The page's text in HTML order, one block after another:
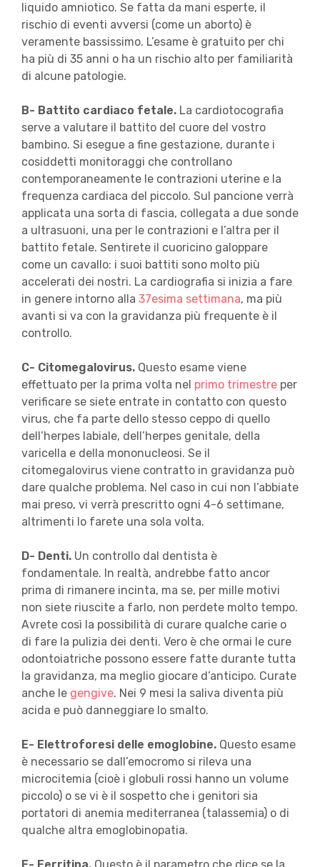
liquido amniotico. Se fatta da mani esperte, il
rischio di eventi avversi (come un aborto) è
veramente bassissimo. L’esame è gratuito per chi
ha più di 35 anni o ha un rischio alto per familiarità
di alcune patologie.
B- Battito cardiaco fetale.La cardiotocografia
serve a valutare il battito del cuore del vostro
bambino. Si esegue a fine gestazione, durante i
cosiddetti monitoraggi che controllano
contemporaneamente le contrazioni uterine e la
frequenza cardiaca del piccolo. Sul pancione verrà
applicata una sorta di fascia, collegata a due sonde
a ultrasuoni, una per le contrazioni e l’altra per il
battito fetale. Sentirete il cuoricino galoppare
come un cavallo: i suoi battiti sono molto più
accelerati dei nostri. La cardiografia si inizia a fare
in genere intorno alla 37esima settimana, ma più
avanti si va con la gravidanza più frequente è il
controllo.
C- Citomegalovirus.Questo esame viene
effettuato per la prima volta nel primo trimestreper
verificare se siete entrate in contatto con questo
virus, che fa parte dello stesso ceppo di quello
dell’herpes labiale, dell’herpes genitale, della
varicella e della mononucleosi. Se il
citomegalovirus viene contratto in gravidanza può
dare qualche problema. Nel caso in cui non l’abbiate
mai preso, vi verrà prescritto ogni 4-6 settimane,
altrimenti lo farete una sola volta.
D- Denti.Un controllo dal dentista è
fondamentale. In realtà, andrebbe fatto ancor
prima di rimanere incinta, ma se, per mille motivi
non siete riuscite a farlo, non perdete molto tempo.
Avrete così la possibilità di curare qualche carie o
di fare la pulizia dei denti. Vero è che ormai le cure
odontoiatriche possono essere fatte durante tutta
la gravidanza, ma meglio giocare d’anticipo. Curate
anche le gengive. Nei 9 mesi la saliva diventa più
acida e può danneggiare lo smalto.
E- Elettroforesi delle emoglobine.Questo esame
è necessario se dall’emocromo si rileva una
microcitemia (cioè i globuli rossi hanno un volume
piccolo) o se vi è il sospetto che i genitori sia
portatori di anemia mediterranea (talassemia) o di
qualche altra emoglobinopatia.